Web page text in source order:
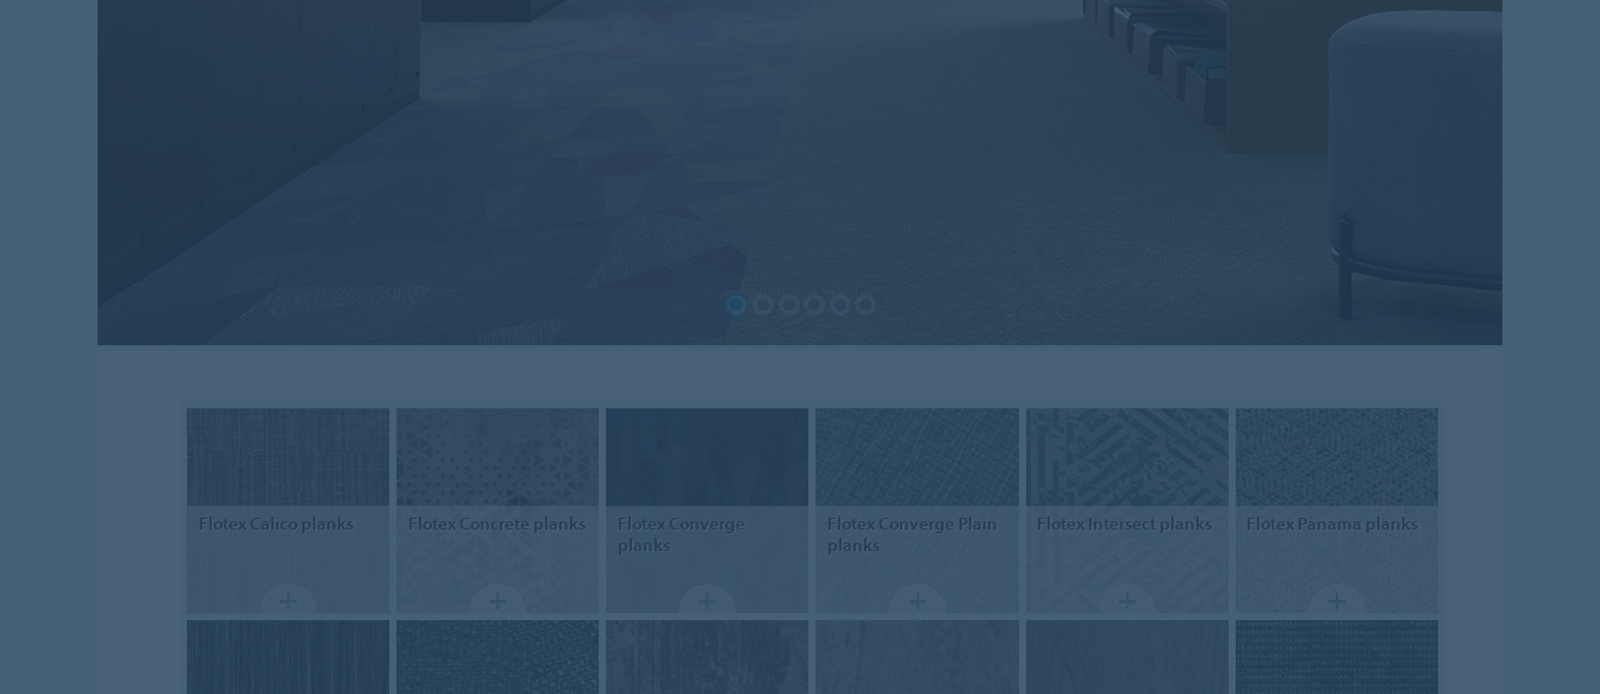
FlotexCalico planks FlotexConcrete planks FlotexConverge
planks
Flotex Converge Plain
planks
Flotex Intersect planks Flotex Panama planks